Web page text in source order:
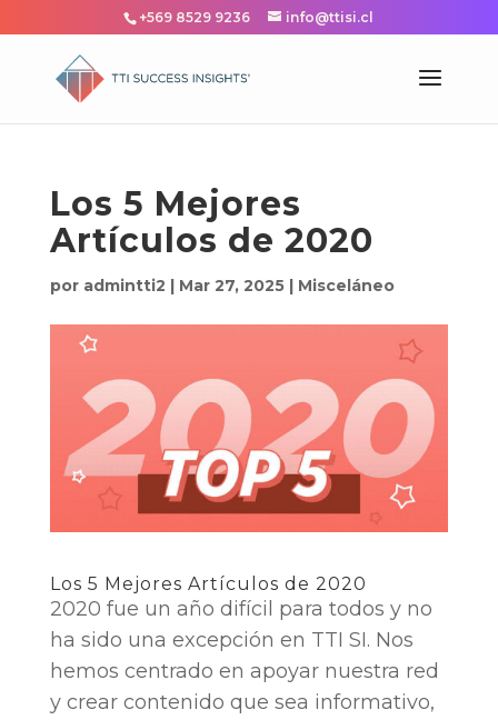
+569 8529 9236 info@ttisi.cl
Los 5 Mejores
Artículos de 2020
por admintti2 | Mar 27, 2025| Misceláneo
Los 5 Mejores Artículos de 2020
2020 fue un año difícil para todos y no
ha sido una excepción en TTI SI. Nos
hemos centrado en apoyar nuestra red
y crear contenido que sea informativo,